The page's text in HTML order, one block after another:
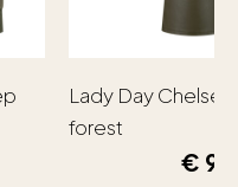
Lady Day
forest
€